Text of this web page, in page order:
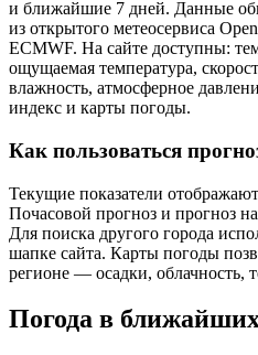
и ближайшие 7 дней. Данные
из открытого метеосервиса
ECMWF. На сайте доступны:
ощущаемая температура,
влажность, атмосферное
индекс и карты погоды.
Как пользоваться
Текущие показатели
Почасовой прогноз и прогноз
Для поиска другого города
шапке сайта. Карты погоды
регионе — осадки, облачность,
Погода в ближайших